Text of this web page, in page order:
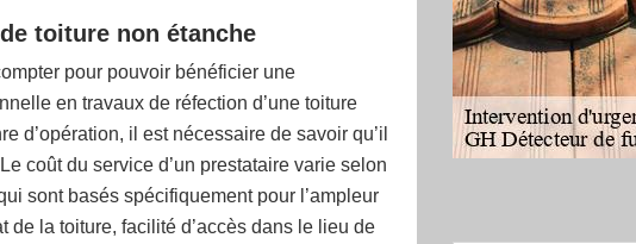
toiture non étanche
pour pouvoir bénéficier une
en travaux de réfection d’une toiture
d’opération, il est nécessaire de savoir qu’il
coût du service d’un prestataire varie selon
sont basés spécifiquement pour l’ampleur
de la toiture, facilité d’accès dans le lieu de